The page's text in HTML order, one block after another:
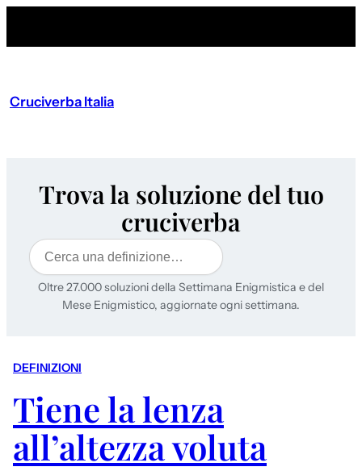
Cruciverba Italia
Trova la soluzione del tuo
cruciverba
Cerca
Oltre 27.000 soluzioni della Settimana Enigmistica e del
Mese Enigmistico, aggiornate ogni settimana.
DEFINIZIONI
Tiene la lenza
all’altezza voluta